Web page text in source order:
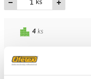
ks
4 ks